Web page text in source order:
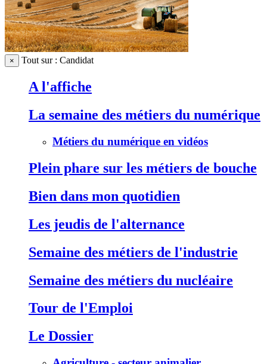
× Tout sur : Candidat
A l'affiche
La semaine des métiers du numérique
Métiers du numérique en vidéos
Plein phare sur les métiers de bouche
Bien dans mon quotidien
Les jeudis de l'alternance
Semaine des métiers de l'industrie
Semaine des métiers du nucléaire
Tour de l'Emploi
Le Dossier